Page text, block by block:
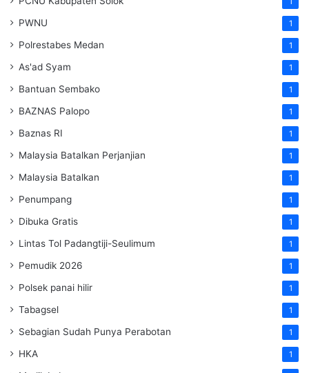
PWNU 1
Polrestabes Medan 1
As'ad Syam 1
Bantuan Sembako 1
BAZNAS Palopo 1
Baznas RI 1
Malaysia Batalkan Perjanjian 1
Malaysia Batalkan 1
Penumpang 1
Dibuka Gratis 1
Lintas Tol Padangtiji-Seulimum 1
Pemudik 2026 1
Polsek panai hilir 1
Tabagsel 1
Sebagian Sudah Punya Perabotan 1
HKA 1